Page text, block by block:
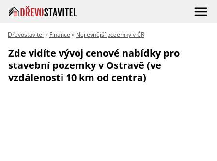
Dřevostavitel » Finance » Nejlevnější pozemky v ČR
Zde vidíte vývoj cenové nabídky pro
stavební pozemky v Ostravě (ve
vzdálenosti 10 km od centra)